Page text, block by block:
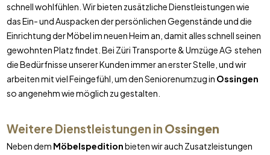
schnell wohlfühlen. Wir bieten zusätzliche Dienstleistungen wie
das Ein- und Auspacken der persönlichen Gegenstände und die
Einrichtung der Möbel im neuen Heim an, damit alles schnell seinen
gewohnten Platz findet. Bei Züri Transporte & Umzüge AG stehen
die Bedürfnisse unserer Kunden immer an erster Stelle, und wir
arbeiten mit viel Feingefühl, um den Seniorenumzug in Ossingen
so angenehm wie möglich zu gestalten.
Weitere Dienstleistungen in Ossingen
Neben dem Möbelspeditionbieten wir auch Zusatzleistungen